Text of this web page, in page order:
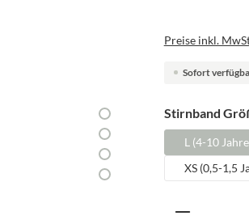
Preise inkl.
Sofort
Stirnband
L (4-10
XS (0,5-1,5
Produkt